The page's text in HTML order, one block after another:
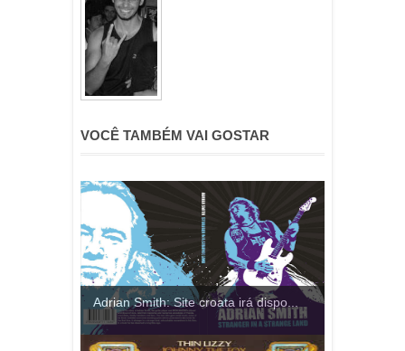
VOCÊ TAMBÉM VAI GOSTAR
Adrian Smith: Site croata irá dispo...